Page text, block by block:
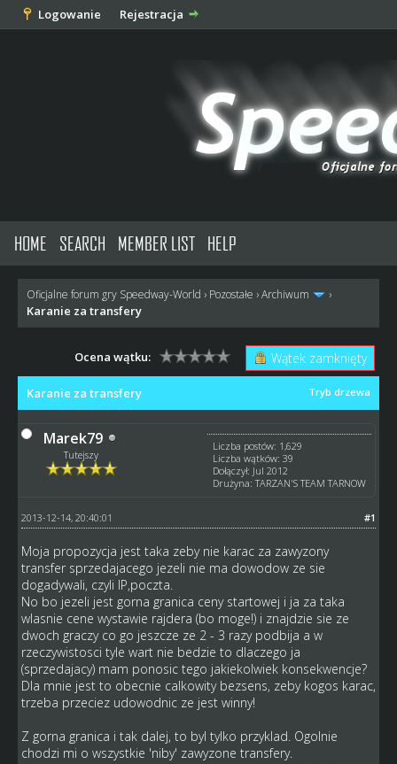
Logowanie Rejestracja
HOME SEARCH MEMBER LIST HELP
Oficjalne forum gry Speedway-World › Pozostałe ›Archiwum ›
Karanie za transfery
Wątek zamknięty
Ocena wątku:
Tryb drzewa
Karanie za transfery
Marek79
Tutejszy
Liczba postów: 1,629
Liczba wątków: 39
Dołączył: Jul 2012
Drużyna: TARZAN'S TEAM TARNOW
#1
2013-12-14, 20:40:01
Moja propozycja jest taka zeby nie karac za zawyzony
transfer sprzedajacego jezeli nie ma dowodow ze sie
dogadywali, czyli IP,poczta.
No bo jezeli jest gorna granica ceny startowej i ja za taka
wlasnie cene wystawie rajdera (bo moge!) i znajdzie sie ze
dwoch graczy co go jeszcze ze 2 - 3 razy podbija a w
rzeczywistosci tyle wart nie bedzie to dlaczego ja
(sprzedajacy) mam ponosic tego jakiekolwiek konsekwencje?
Dla mnie jest to obecnie calkowity bezsens, zeby kogos karac,
trzeba przeciez udowodnic ze jest winny!
Z gorna granica i tak dalej, to byl tylko przyklad. Ogolnie
chodzi mi o wszystkie 'niby' zawyzone transfery.